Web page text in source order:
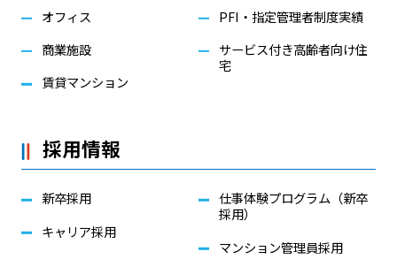
オフィス
商業施設
賃貸マンション
PFI・指定管理者制度実績
サービス付き高齢者向け住
宅
採用情報
新卒採用
キャリア採用
仕事体験プログラム（新卒
採用）
マンション管理員採用